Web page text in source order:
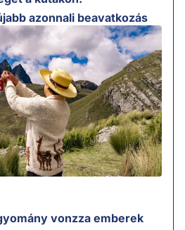
azonnali beavatkozás
vonzza emberek